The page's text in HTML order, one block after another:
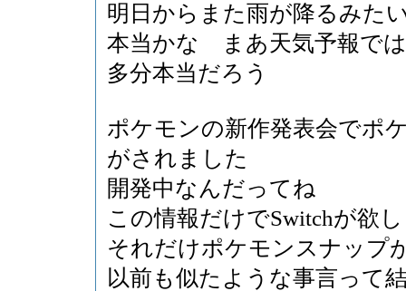
明日からまた雨が降るみた
本当かな まあ天気予報で
多分本当だろう
ポケモンの新作発表会でポ
がされました
開発中なんだってね
この情報だけでSwitchが欲
それだけポケモンスナップ
以前も似たような事言って